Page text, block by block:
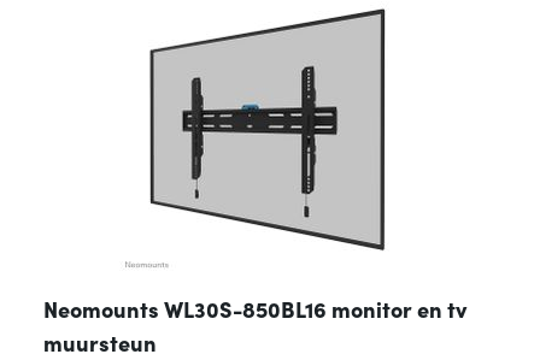
Neomounts WL30S-850BL16 monitor en tv
muursteun